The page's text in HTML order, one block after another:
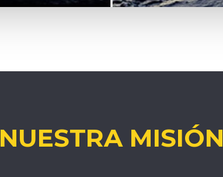
NUESTRA MISIÓN